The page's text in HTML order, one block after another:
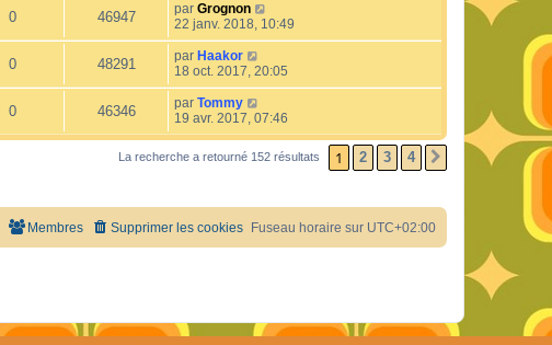
0 46947 par Grognon
22 janv. 2018, 10:49
0 48291 par Haakor
18 oct. 2017, 20:05
0 46346 par Tommy
19 avr. 2017, 07:46
La recherche a retourné 152 résultats 1 2 3 4 SUIVANT
Fuseau horaire sur UTC+02:00
Supprimer les cookies
Membres